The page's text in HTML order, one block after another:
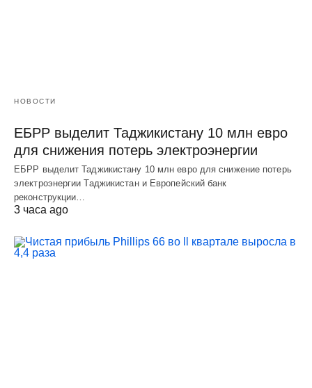
НОВОСТИ
ЕБРР выделит Таджикистану 10 млн евро
для снижения потерь электроэнергии
ЕБРР выделит Таджикистану 10 млн евро для снижение потерь
электроэнергии Таджикистан и Европейский банк
реконструкции…
3 часа ago